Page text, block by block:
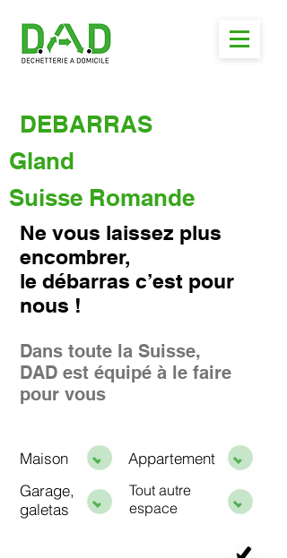
DEBARRAS
Gland
Suisse Romande
Ne vous laissez plus
encombrer,
le débarras c’est pour
nous !
Dans toute la Suisse,
DAD est équipé à le faire
pour vous
Maison
Appartement
Garage,
galetas
Tout autre
espace